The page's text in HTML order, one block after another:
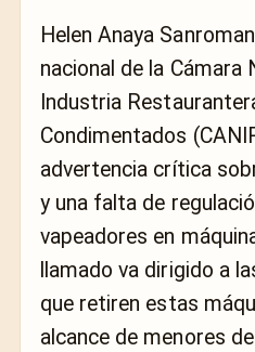
Helen Anaya
nacional de la Cámara
Industria
Condimentados
advertencia crítica
y una falta de
vapeadores en
llamado va dirigido a
que retiren estas
alcance de menores